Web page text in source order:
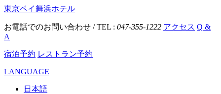
東京ベイ舞浜ホテル
お電話でのお問い合わせ / TEL : 047-355-1222 アクセス Q &
A
宿泊予約 レストラン予約
LANGUAGE
日本語